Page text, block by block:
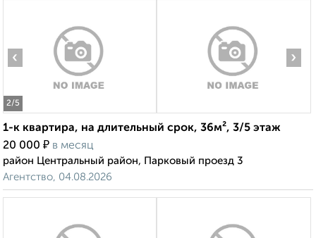
2/5
‹ ›
1-к квартира, на длительный срок, 36м², 3/5 этаж
20 000 ₽ в месяц
район Центральный район, Парковый проезд 3
Агентство, 04.08.2026